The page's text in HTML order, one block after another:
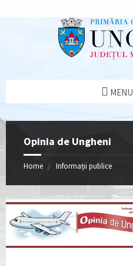
MENU
Opinia de Ungheni
Home Informații publice